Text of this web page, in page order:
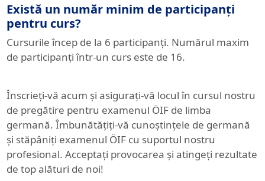
Există un număr minim de participanți
pentru curs?
Cursurile încep de la 6 participanți. Numărul maxim
de participanți într-un curs este de 16.
Înscrieți-vă acum și asigurați-vă locul în cursul nostru
de pregătire pentru examenul ÖIF de limba
germană. Îmbunătățiți-vă cunoștințele de germană
și stăpâniți examenul ÖIF cu suportul nostru
profesional. Acceptați provocarea și atingeți rezultate
de top alături de noi!